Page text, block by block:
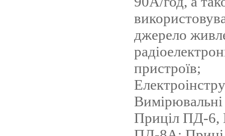
джерело
пристроїв;
Приціл ПД-